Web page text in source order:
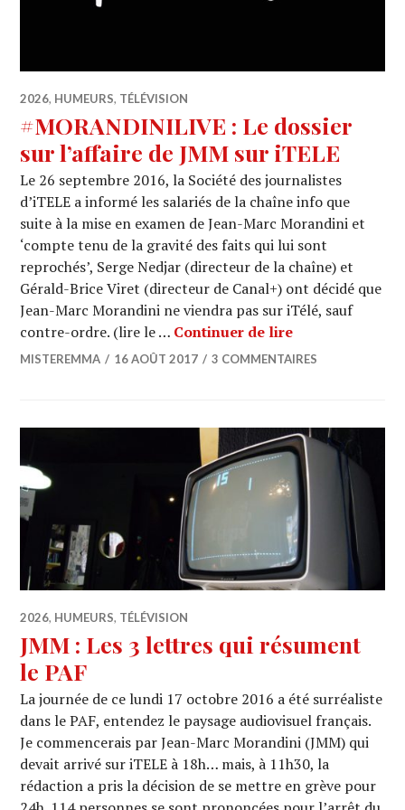
2026, HUMEURS, TÉLÉVISION
#MORANDINILIVE : Le dossier
sur l’affaire de JMM sur iTELE
Le 26 septembre 2016, la Société des journalistes
d’iTELE a informé les salariés de la chaîne info que
suite à la mise en examen de Jean-Marc Morandini et
‘compte tenu de la gravité des faits qui lui sont
reprochés’, Serge Nedjar (directeur de la chaîne) et
Gérald-Brice Viret (directeur de Canal+) ont décidé que
Jean-Marc Morandini ne viendra pas sur iTélé, sauf
contre-ordre. (lire le … Continuer de lire
MISTEREMMA 16 AOÛT 2017 3 COMMENTAIRES
2026, HUMEURS, TÉLÉVISION
JMM : Les 3 lettres qui résument
le PAF
La journée de ce lundi 17 octobre 2016 a été surréaliste
dans le PAF, entendez le paysage audiovisuel français.
Je commencerais par Jean-Marc Morandini (JMM) qui
devait arrivé sur iTELE à 18h… mais, à 11h30, la
rédaction a pris la décision de se mettre en grève pour